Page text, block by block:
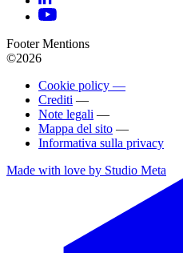
Footer Mentions
©2026
Cookie policy —
Crediti —
Note legali —
Mappa del sito —
Informativa sulla privacy
Made with love by Studio Meta